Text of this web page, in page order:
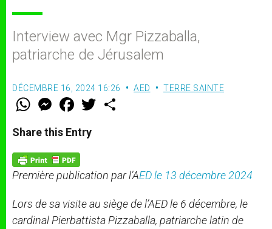
Interview avec Mgr Pizzaballa,
patriarche de Jérusalem
DÉCEMBRE 16, 2024 16:26 AED TERRE SAINTE
W
t
s
p
p
M
e
s
e
g
e
r
F
a
e
b
o
k
w
Share this Entry
Première publication par l’AED le 13 décembre 2024
Lors de sa visite au siège de l’AED le 6 décembre, le
cardinal Pierbattista Pizzaballa, patriarche latin de